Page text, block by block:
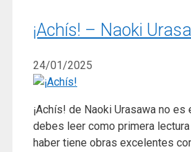
¡Achís! – Naoki
24/01/2025
¡Achís! de Naoki Urasawa no es
debes leer como primera lectura
haber tiene obras excelentes